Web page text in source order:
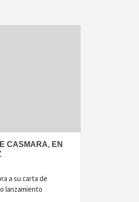
CASMARA, EN
a su carta de
lanzamiento